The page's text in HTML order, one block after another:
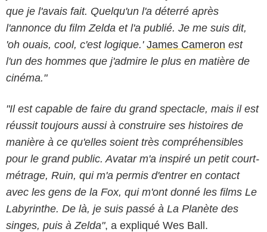
que je l'avais fait. Quelqu'un l'a déterré après
l'annonce du film Zelda et l'a publié. Je me suis dit,
'oh ouais, cool, c'est logique.' James Cameron est
l'un des hommes que j'admire le plus en matière de
cinéma."
"Il est capable de faire du grand spectacle, mais il est
réussit toujours aussi à construire ses histoires de
manière à ce qu'elles soient très compréhensibles
pour le grand public. Avatar m'a inspiré un petit court-
métrage, Ruin, qui m'a permis d'entrer en contact
avec les gens de la Fox, qui m'ont donné les films Le
Labyrinthe. De là, je suis passé à La Planète des
singes, puis à Zelda", a expliqué Wes Ball.